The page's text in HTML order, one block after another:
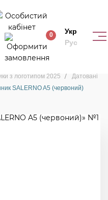
0
Укр
Рус
BUROMAX
з логотипом 2025
Датовані
SALERNO A5 (червоний)